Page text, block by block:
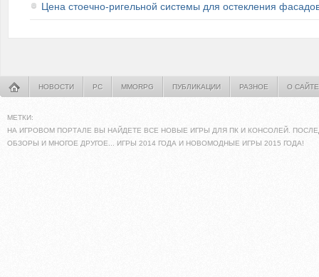
Цена стоечно-ригельной системы для остекления
НОВОСТИ PC MMORPG ПУБЛИКАЦИИ РАЗНОЕ О САЙТЕ
МЕТКИ:
НА ИГРОВОМ ПОРТАЛЕ ВЫ НАЙДЕТЕ ВСЕ НОВЫЕ ИГРЫ ДЛЯ ПК И КОНСОЛЕЙ.
ОБЗОРЫ И МНОГОЕ ДРУГОЕ... ИГРЫ 2014 ГОДА И НОВОМОДНЫЕ ИГРЫ 2015 ГОДА!